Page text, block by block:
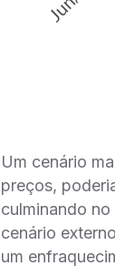
Um cenário
preços,
culminando
cenário
um